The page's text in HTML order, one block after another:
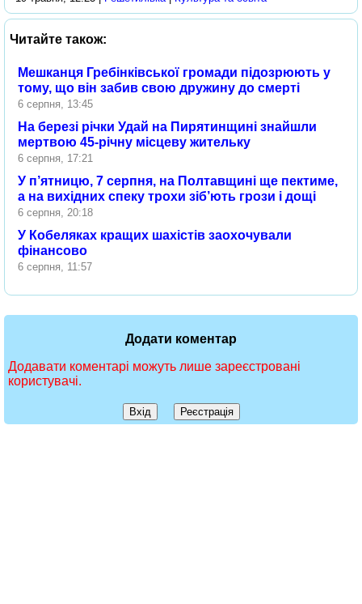
Читайте також:
Мешканця Гребінківської громади підозрюють у
тому, що він забив свою дружину до смерті
6 серпня, 13:45
На березі річки Удай на Пирятинщині знайшли
мертвою 45-річну місцеву жительку
6 серпня, 17:21
У п’ятницю, 7 серпня, на Полтавщині ще пектиме,
а на вихідних спеку трохи зіб’ють грози і дощі
6 серпня, 20:18
У Кобеляках кращих шахістів заохочували
фінансово
6 серпня, 11:57
Додати коментар
Додавати коментарі можуть лише зареєстровані
користувачі.
Вхід Реєстрація